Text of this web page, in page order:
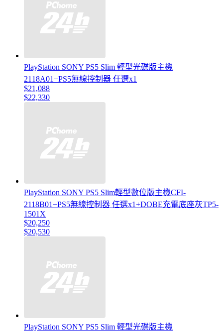
PlayStation SONY PS5 Slim 輕型光碟版主機
2118A01+PS5無線控制器 任選x1
$21,088
$22,330
PlayStation SONY PS5 Slim輕型數位版主機CFI-
2118B01+PS5無線控制器 任選x1+DOBE充電底座灰TP5-
1501X
$20,250
$20,530
PlayStation SONY PS5 Slim 輕型光碟版主機